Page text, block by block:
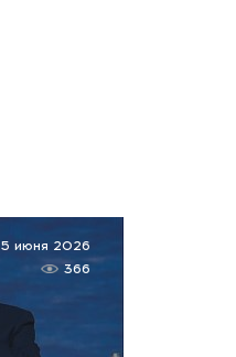
5 июня 2026
366